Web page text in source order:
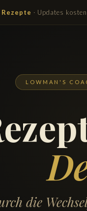
· Updates
LOWMAN'S
die